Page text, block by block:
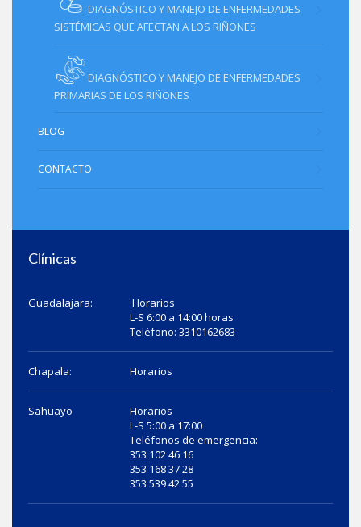
DIAGNÓSTICO Y MANEJO DE ENFERMEDADES
SISTÉMICAS QUE AFECTAN A LOS RIÑONES
DIAGNÓSTICO Y MANEJO DE ENFERMEDADES
PRIMARIAS DE LOS RIÑONES
BLOG
CONTACTO
Clínicas
Guadalajara:
Horarios
L-S 6:00 a 14:00 horas
Teléfono: 3310162683
Chapala: Horarios
Sahuayo
Horarios
L-S 5:00 a 17:00
Teléfonos de emergencia:
353 102 46 16
353 168 37 28
353 539 42 55